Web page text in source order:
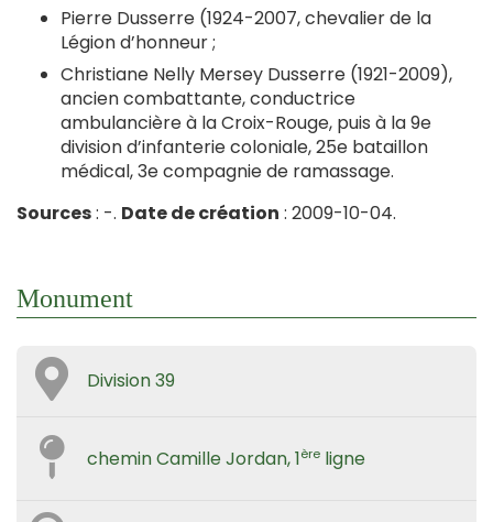
Pierre Dusserre (1924-2007, chevalier de la
Légion d’honneur ;
Christiane Nelly Mersey Dusserre (1921-2009),
ancien combattante, conductrice
ambulancière à la Croix-Rouge, puis à la 9e
division d’infanterie coloniale, 25e bataillon
médical, 3e compagnie de ramassage.
Sources: -. Date de création : 2009-10-04.
Monument
Division 39
chemin Camille Jordan, 1ère ligne